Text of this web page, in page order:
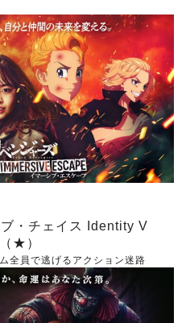
ブ・チェイス Identity V
★）
全員で逃げるアクション迷路